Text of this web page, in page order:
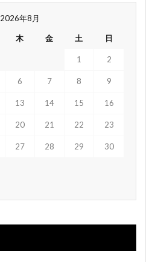
2026年8月
木 金 土 日
1 2
6 7 8 9
13 14 15 16
20 21 22 23
27 28 29 30